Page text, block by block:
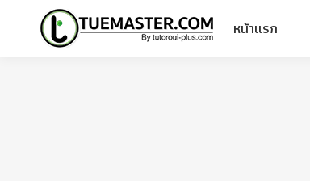
หน้าแรก
หน้าแรก